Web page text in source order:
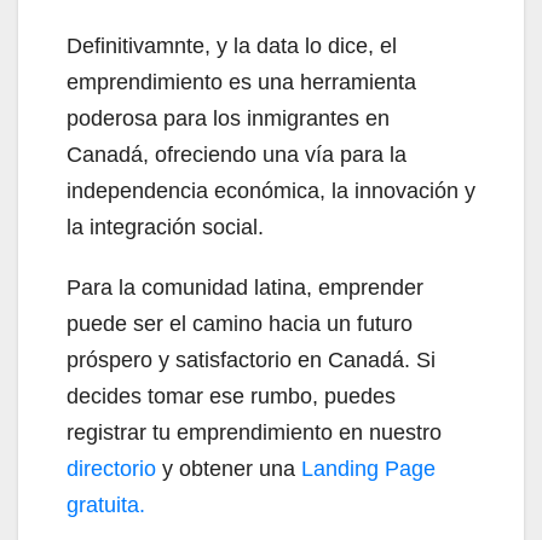
Definitivamnte, y la data lo dice, el
emprendimiento es una herramienta
poderosa para los inmigrantes en
Canadá, ofreciendo una vía para la
independencia económica, la innovación y
la integración social.
Para la comunidad latina, emprender
puede ser el camino hacia un futuro
próspero y satisfactorio en Canadá. Si
decides tomar ese rumbo, puedes
registrar tu emprendimiento en nuestro
directorio y obtener una Landing Page
gratuita.